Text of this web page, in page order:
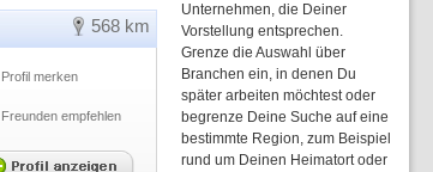
568 km
Profil merken
Freunden empfehlen
Unternehmen, die Deiner
Vorstellung entsprechen.
Grenze die Auswahl über
Branchen ein, in denen Du
später arbeiten möchtest oder
begrenze Deine Suche auf eine
bestimmte Region, zum Beispiel
rund um Deinen Heimatort oder